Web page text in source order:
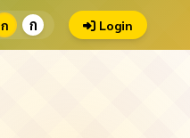
ก ก Login